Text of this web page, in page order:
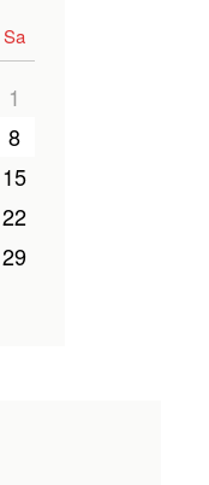
Sa
1
8
15
22
29